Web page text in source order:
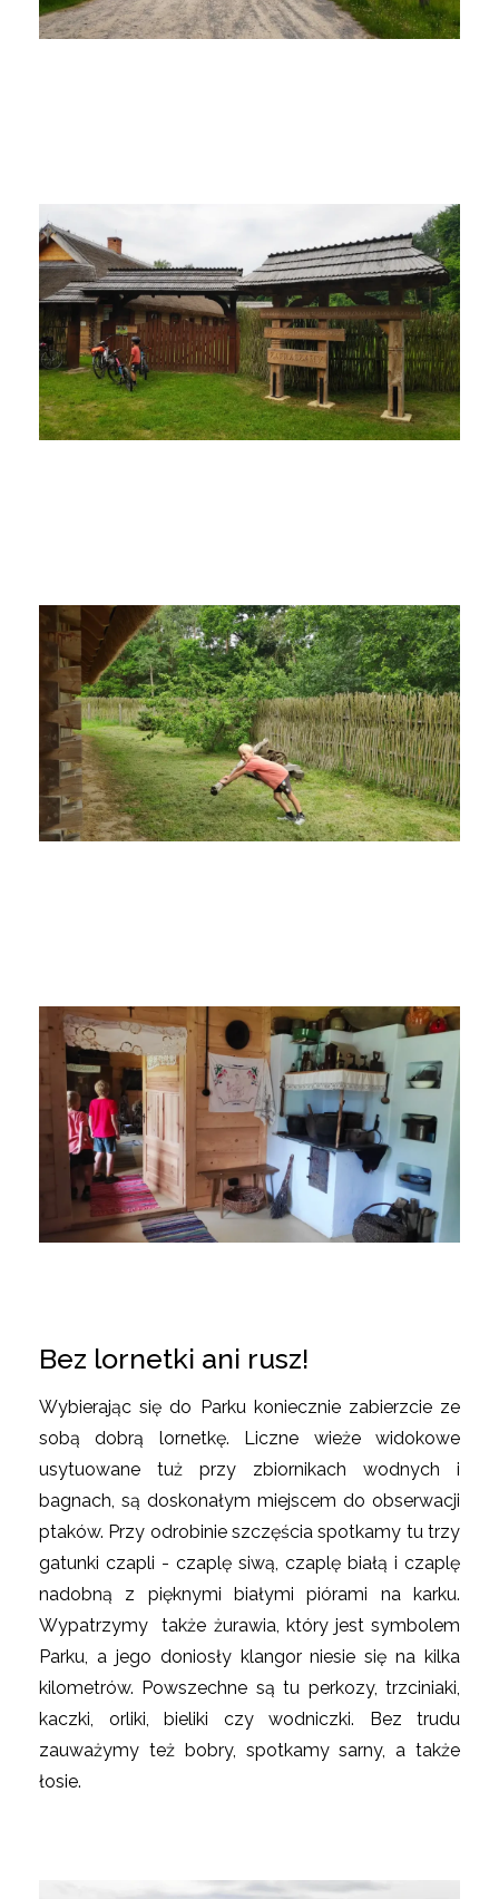
Bez lornetki ani rusz!
Wybierając się do Parku koniecznie zabierzcie ze
sobą dobrą lornetkę. Liczne wieże widokowe
usytuowane tuż przy zbiornikach wodnych i
bagnach, są doskonałym miejscem do obserwacji
ptaków. Przy odrobinie szczęścia spotkamy tu trzy
gatunki czapli - czaplę siwą, czaplę białą i czaplę
nadobną z pięknymi białymi piórami na karku.
Wypatrzymy także żurawia, który jest symbolem
Parku, a jego doniosły klangor niesie się na kilka
kilometrów. Powszechne są tu perkozy, trzciniaki,
kaczki, orliki, bieliki czy wodniczki. Bez trudu
zauważymy też bobry, spotkamy sarny, a także
łosie.